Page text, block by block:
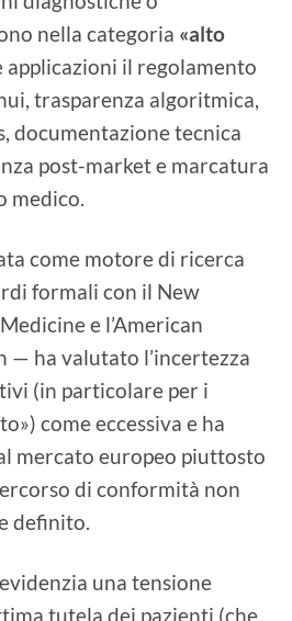
nella categoria «alto
applicazioni il regolamento
trasparenza algoritmica,
documentazione tecnica
post-market e marcatura
medico.
come motore di ricerca
formali con il New
e l’American
— ha valutato l’incertezza
(in particolare per i
come eccessiva e ha
mercato europeo piuttosto
di conformità non
definito.
una tensione
tutela dei pazienti (che